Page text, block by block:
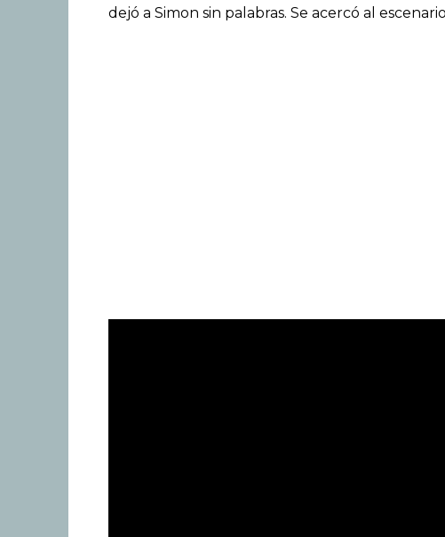
dejó a Simon sin palabras. Se acercó al